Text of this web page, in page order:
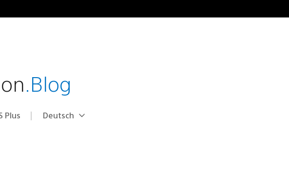
.Blog
Plus Select
Aktuelle
Deutsch